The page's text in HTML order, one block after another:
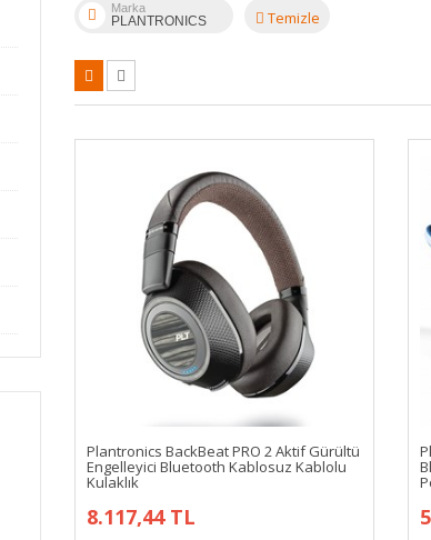
Marka
PLANTRONICS Temizle
Plantronics BackBeat PRO 2 Aktif Gürültü
Engelleyici Bluetooth Kablosuz Kablolu
Kulaklık
8.117,44 TL